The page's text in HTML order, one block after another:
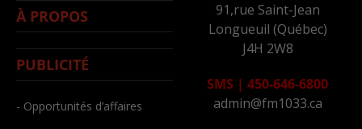
À PROPOS
PUBLICITÉ
- Opportunités d’affaires
91,rue Saint-Jean
Longueuil (Québec)
J4H 2W8
SMS | 450-646-6800
admin@fm1033.ca